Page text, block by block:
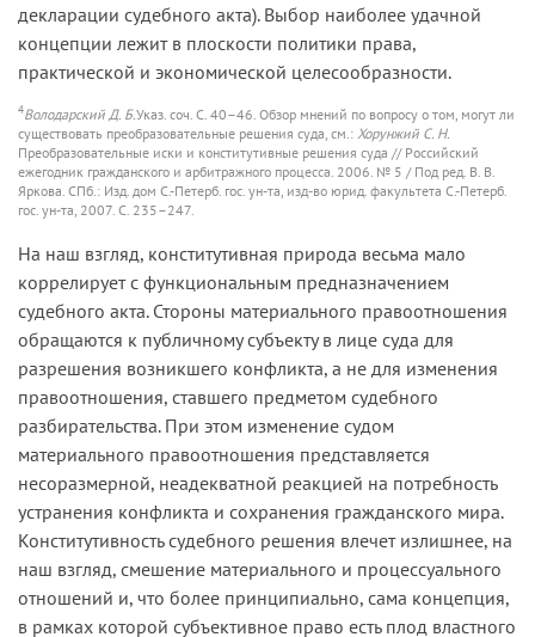
декларации судебного акта). Выбор наиболее удачной
концепции лежит в плоскости политики права,
практической и экономической целесообразности.
4Володарский Д. Б.Указ. соч. С. 40–46. Обзор мнений по вопросу о том, могут ли
существовать преобразовательные решения суда, см.: Хорунжий С. Н.
Преобразовательные иски и конститутивные решения суда // Российский
ежегодник гражданского и арбитражного процесса. 2006. № 5 / Под ред. В. В.
Яркова. СПб.: Изд. дом С.-Петерб. гос. ун-та, изд-во юрид. факультета С.-Петерб.
гос. ун-та, 2007. С. 235–247.
На наш взгляд, конститутивная природа весьма мало
коррелирует с функциональным предназначением
судебного акта. Стороны материального правоотношения
обращаются к публичному субъекту в лице суда для
разрешения возникшего конфликта, а не для изменения
правоотношения, ставшего предметом судебного
разбирательства. При этом изменение судом
материального правоотношения представляется
несоразмерной, неадекватной реакцией на потребность
устранения конфликта и сохранения гражданского мира.
Конститутивность судебного решения влечет излишнее, на
наш взгляд, смешение материального и процессуального
отношений и, что более принципиально, сама концепция,
в рамках которой субъективное право есть плод властного